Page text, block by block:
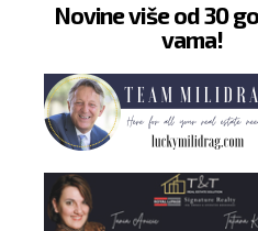
Novine više od 30
vama!